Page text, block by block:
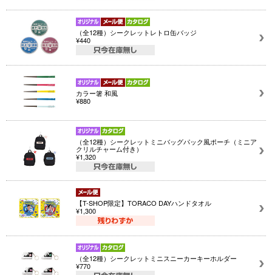
（全12種）シークレットレトロ缶バッジ
¥440
カラー箸 和風
¥880
（全12種）シークレットミニバッグパック風ポーチ（ミニア
クリルチャーム付き）
¥1,320
【T-SHOP限定】TORACO DAYハンドタオル
¥1,300
（全12種）シークレットミニスニーカーキーホルダー
¥770